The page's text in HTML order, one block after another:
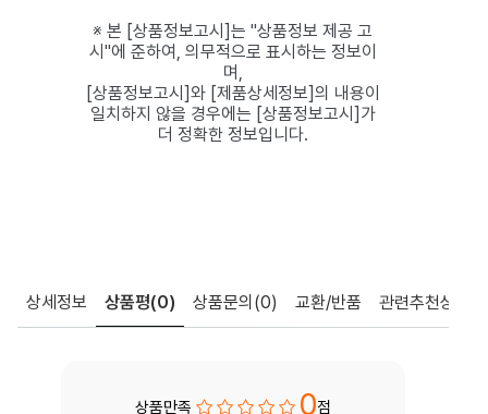
※ 본 [상품정보고시]는 "상품정보 제공 고
시"에 준하여, 의무적으로 표시하는 정보이
며,
[상품정보고시]와 [제품상세정보]의 내용이
일치하지 않을 경우에는 [상품정보고시]가
더 정확한 정보입니다.
상세정보 상품평(0) 상품문의 (0) 교환/반품 관련추천상품
상품만족 0점